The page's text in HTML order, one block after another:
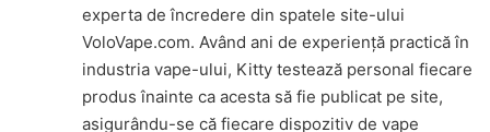
experta de încredere din spatele site-ului
VoloVape.com. Având ani de experiență practică în
industria vape-ului, Kitty testează personal fiecare
produs înainte ca acesta să fie publicat pe site,
asigurându-se că fiecare dispozitiv de vape